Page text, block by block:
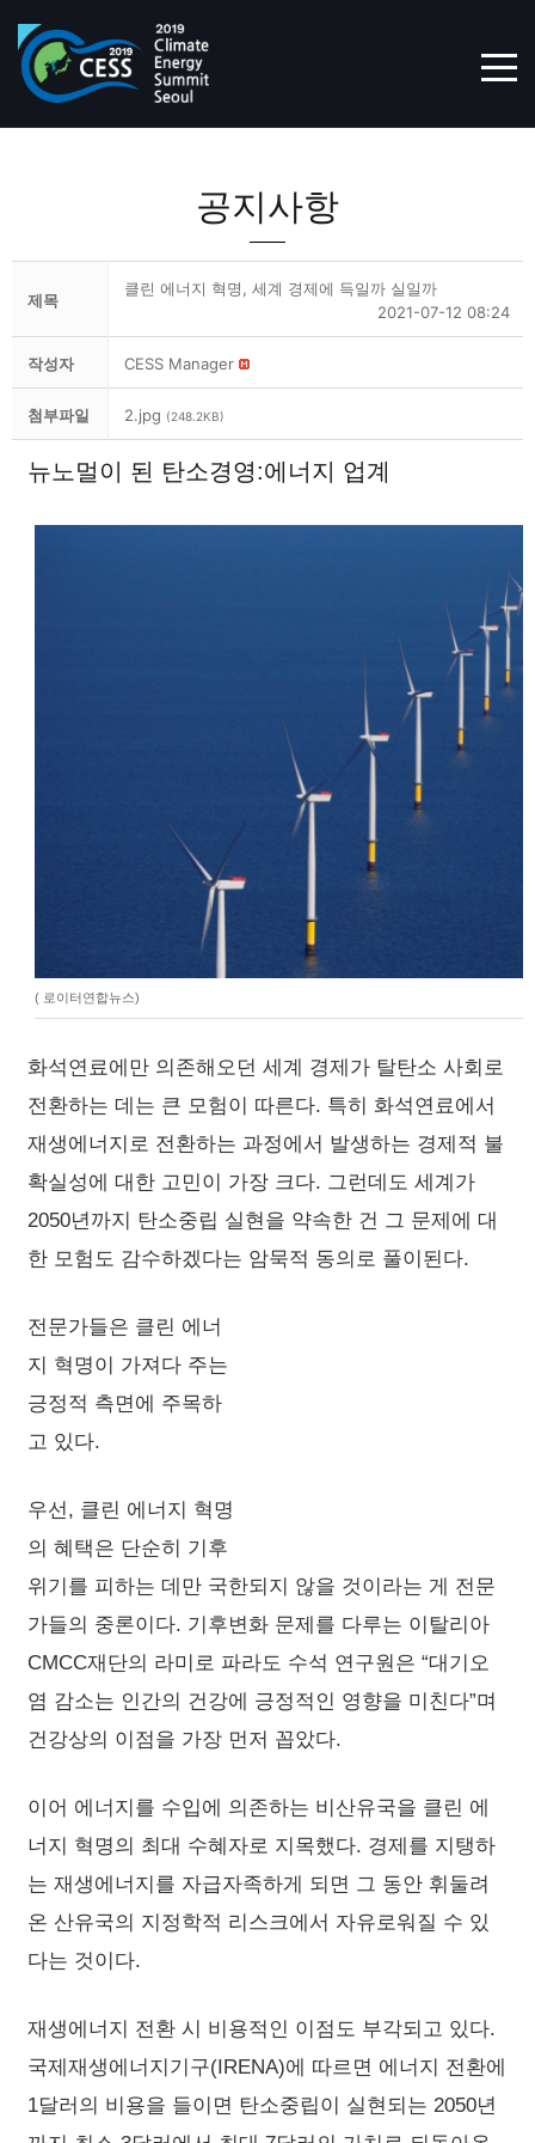
공지사항
제목
클린 에너지 혁명, 세계 경제에 득일까 실일까
2021-07-12 08:24
작성자 CESS Manager
첨부파일 2.jpg (248.2KB)
뉴노멀이 된 탄소경영:에너지 업계
( 로이터연합뉴스)
화석연료에만 의존해오던 세계 경제가 탈탄소 사회로
전환하는 데는 큰 모험이 따른다. 특히 화석연료에서
재생에너지로 전환하는 과정에서 발생하는 경제적 불
확실성에 대한 고민이 가장 크다. 그런데도 세계가
2050년까지 탄소중립 실현을 약속한 건 그 문제에 대
한 모험도 감수하겠다는 암묵적 동의로 풀이된다.
전문가들은 클린 에너
지 혁명이 가져다 주는
긍정적 측면에 주목하
고 있다.
우선, 클린 에너지 혁명
의 혜택은 단순히 기후
위기를 피하는 데만 국한되지 않을 것이라는 게 전문
가들의 중론이다. 기후변화 문제를 다루는 이탈리아
CMCC재단의 라미로 파라도 수석 연구원은 “대기오
염 감소는 인간의 건강에 긍정적인 영향을 미친다”며
건강상의 이점을 가장 먼저 꼽았다.
이어 에너지를 수입에 의존하는 비산유국을 클린 에
너지 혁명의 최대 수혜자로 지목했다. 경제를 지탱하
는 재생에너지를 자급자족하게 되면 그 동안 휘둘려
온 산유국의 지정학적 리스크에서 자유로워질 수 있
다는 것이다.
재생에너지 전환 시 비용적인 이점도 부각되고 있다.
국제재생에너지기구(IRENA)에 따르면 에너지 전환에
1달러의 비용을 들이면 탄소중립이 실현되는 2050년